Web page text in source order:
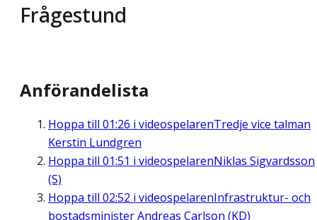
Frågestund
Anförandelista
Hoppa till 01:26 i videospelarenTredje vice talman
Kerstin Lundgren
Hoppa till 01:51 i videospelarenNiklas Sigvardsson
(S)
Hoppa till 02:52 i videospelarenInfrastruktur- och
bostadsminister Andreas Carlson (KD)